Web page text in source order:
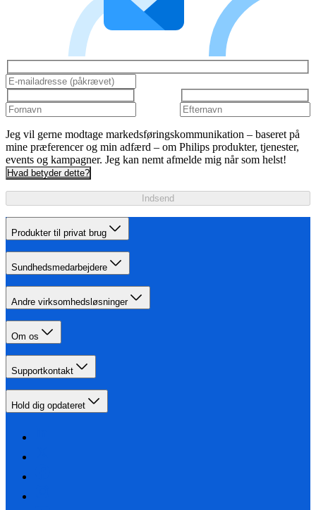
Jeg vil gerne modtage markedsføringskommunikation – baseret på
mine præferencer og min adfærd – om Philips produkter, tjenester,
events og kampagner. Jeg kan nemt afmelde mig når som helst!
Hvad betyder dette?
Indsend
Produkter til privat brug
Sundhedsmedarbejdere
Andre virksomhedsløsninger
Om os
Supportkontakt
Hold dig opdateret